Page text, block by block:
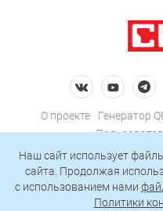
О проекте Генератор
Политика
Наш сайт использует
сайта. Продолжая
c использованием нами
Политики